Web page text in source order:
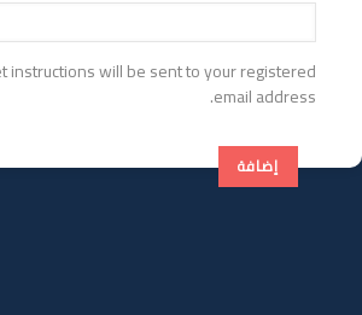
instructions will be sent to your registered
email address.